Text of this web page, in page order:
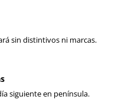
sin distintivos ni marcas.
siguiente en península.